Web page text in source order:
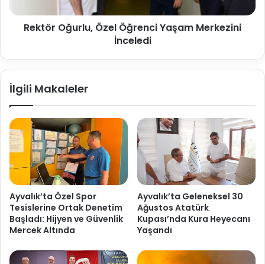
Rektör Oğurlu, Özel Öğrenci Yaşam Merkezini
İnceledi
İlgili Makaleler
Ayvalık’ta Özel Spor
Tesislerine Ortak Denetim
Başladı: Hijyen ve Güvenlik
Mercek Altında
Ayvalık’ta Geleneksel 30
Ağustos Atatürk
Kupası’nda Kura Heyecanı
Yaşandı